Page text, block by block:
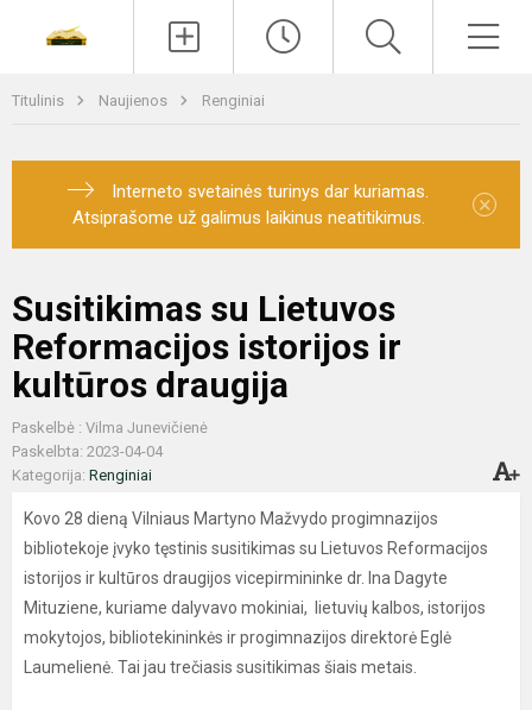
Titulinis Naujienos Renginiai
Interneto svetainės turinys dar kuriamas.
Atsiprašome už galimus laikinus neatitikimus.
×
Susitikimas su Lietuvos
Reformacijos istorijos ir
kultūros draugija
Paskelbė : Vilma Junevičienė
Paskelbta: 2023-04-04
Kategorija: Renginiai
Kovo 28 dieną Vilniaus Martyno Mažvydo progimnazijos
bibliotekoje įvyko tęstinis susitikimas su Lietuvos Reformacijos
istorijos ir kultūros draugijos vicepirmininke dr. Ina Dagyte
Mituziene, kuriame dalyvavo mokiniai, lietuvių kalbos, istorijos
mokytojos, bibliotekininkės ir progimnazijos direktorė Eglė
Laumelienė. Tai jau trečiasis susitikimas šiais metais.